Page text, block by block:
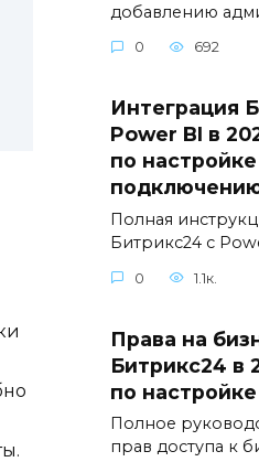
добавлению
0 692
Интеграция
Power BI в
по
Полная
Битрикс24 с
0 1.1к.
Права на
Битрикс24 в
по
Полное
прав доступа к